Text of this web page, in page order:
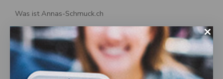
Was ist Annas-Schmuck.ch
Über uns
AGB
Datenschutz